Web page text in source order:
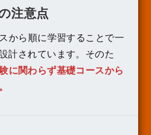
注意点
から順に学習することで一
計されています。そのた
に関わらず基礎コースから